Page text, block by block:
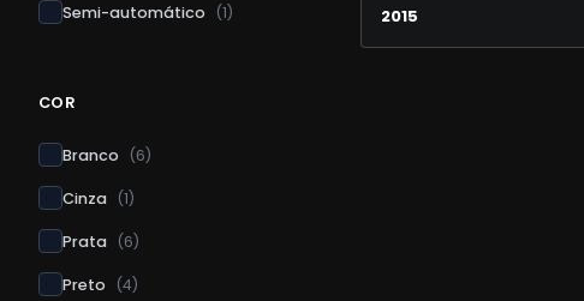
Semi-automático (1)
COR
Branco (6)
Cinza (1)
Prata (6)
Preto (4)
2015